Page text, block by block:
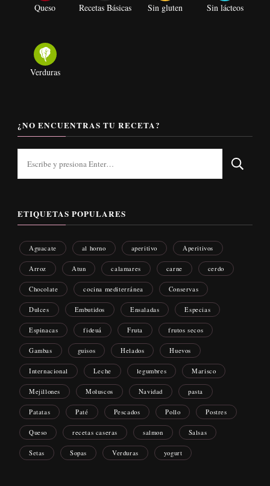
Queso Recetas Básicas Sin gluten Sin lácteos
Verduras
¿NO ENCUENTRAS TU RECETA?
ETIQUETAS POPULARES
Aguacate al horno aperitivo Aperitivos
Arroz Atun calamares carne cerdo
Chocolate cocina mediterránea Conservas
Dulces Embutidos Ensaladas Especias
Espinacas fideuá Fruta frutos secos
Gambas guisos Helados Huevos
Internacional Leche legumbres Marisco
Mejillones Moluscos Navidad pasta
Patatas Paté Pescados Pollo Postres
Queso recetas caseras salmon Salsas
Setas Sopas Verduras yogurt